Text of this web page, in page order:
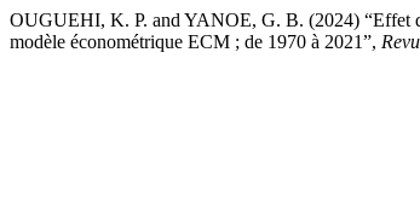
OUGUEHI, K. P. and YANOE, G. B. (2024) “Effet
modèle économétrique ECM ; de 1970 à 2021”,